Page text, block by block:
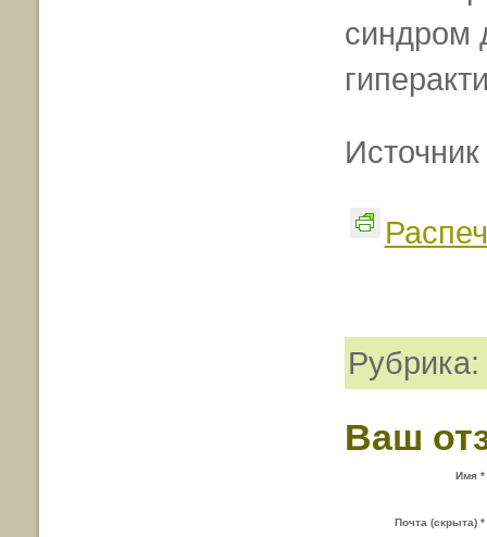
синдром
Рубрика:
Ваш
Имя *
Почта (скрыта) *